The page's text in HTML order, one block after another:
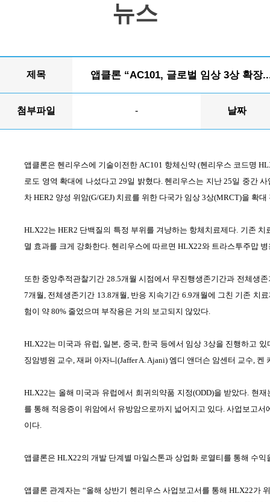
뉴스
제목 앱클론 “AC101, 글로벌 임상 3상 확장
첨부파일 - 날짜
앱클론은 헨리우스에 기술이전한 AC101 항체신약 (헨리우스 코드명
로도 영역 확대에 나섰다고 29일 밝혔다. 헨리우스는 지난25일 중간
차 HER2 양성 위암(G/GEJ) 치료를 위한 다국가 임상 3상(MRCT)을 확대
HLX22는 HER2 단백질의 특정 부위를 겨냥하는 항체치료제다. 기존 치
멸 효과를 크게 강화한다. 헨리우스에 따르면 HLX22와 트라스투주맙
또한 중앙추적관찰기간 28.5개월 시점에서 무진행생존기간과 전체생존
7개월, 전체생존기간 13.8개월, 반응 지속기간 6.9개월에 그친 기존 치
험이 약 80% 줄었으며 부작용은 거의 보고되지 않았다.
HLX22는 미국과 유럽, 일본, 중국, 한국 등에서 임상 3상을 진행하고 있
징암병원 교수, 재퍼 아자니(Jaffer A. Ajani) 엠디 앤더슨 암센터 교수, 켄
HLX22는 올해 미국과 유럽에서 희귀의약품 지정(ODD)을 받았다. 현재
를 통해 적응증이 위암에서 유방암으로까지 넓어지고 있다. 사업보고서
이다.
앱클론은 HLX22의 개발 단계별 마일스톤과 상업화 로열티를 통해 수익
앱클론 관계자는 “올해 상반기 헨리우스 사업보고서를 통해 HLX22가